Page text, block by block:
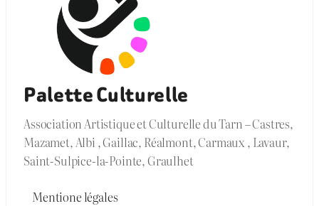
Palette Culturelle
Association Artistique et Culturelle du Tarn – Castres,
Mazamet, Albi , Gaillac, Réalmont, Carmaux , Lavaur,
Saint-Sulpice-la-Pointe, Graulhet
Mentione légales